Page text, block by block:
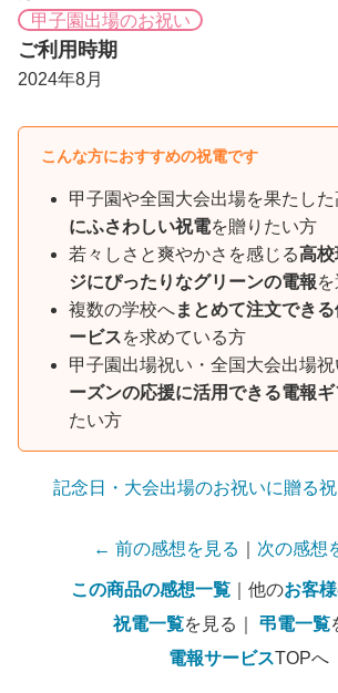
甲子園出場のお祝い
ご利用時期
2024年8月
こんな方におすすめの祝電です
甲子園や全国大会出場を果たした
にふさわしい祝電を贈りたい方
若々しさと爽やかさを感じる高
ジにぴったりなグリーンの電報
複数の学校へまとめて注文でき
ービスを求めている方
甲子園出場祝い・全国大会出場
ーズンの応援に活用できる電報ギ
たい方
記念日・大会出場のお祝いに贈る
← 前の感想を見る 次の感想
この商品の感想一覧 ｜他のお客
祝電一覧を見る｜ 弔電一覧
電報サービスTOPへ